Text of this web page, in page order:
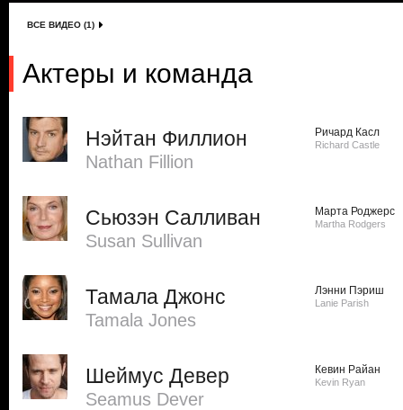
ВСЕ ВИДЕО (1)
Актеры и команда
Нэйтан Филлион
Nathan Fillion
Ричард Касл
Richard Castle
Сьюзэн Салливан
Susan Sullivan
Марта Роджерс
Martha Rodgers
Тамала Джонс
Tamala Jones
Лэнни Пэриш
Lanie Parish
Шеймус Девер
Seamus Dever
Кевин Райан
Kevin Ryan